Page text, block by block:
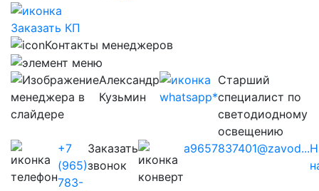
Заказать КП
Контакты менеджеров
Александр
Кузьмин
Старший
специалист по
светодиодному
освещению
+7
(965)
783-
Заказать
звонок
a9657837401@zavod...